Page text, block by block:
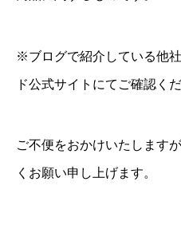
※ブログで紹介している他
ド公式サイトにてご確認くだ
ご不便をおかけいたします
くお願い申し上げます。